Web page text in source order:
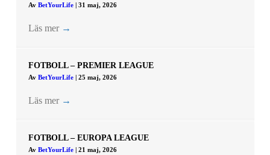
Av BetYourLife 31 maj, 2026
Läs mer →
FOTBOLL – PREMIER LEAGUE
Av BetYourLife 25 maj, 2026
Läs mer →
FOTBOLL – EUROPA LEAGUE
Av BetYourLife 21 maj, 2026